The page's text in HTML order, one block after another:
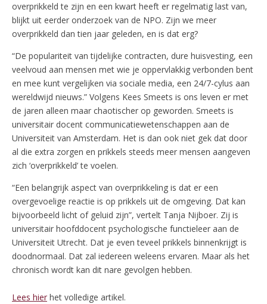
overprikkeld te zijn en een kwart heeft er regelmatig last van,
blijkt uit eerder onderzoek van de NPO. Zijn we meer
overprikkeld dan tien jaar geleden, en is dat erg?
“De populariteit van tijdelijke contracten, dure huisvesting, een
veelvoud aan mensen met wie je oppervlakkig verbonden bent
en mee kunt vergelijken via sociale media, een 24/7-cylus aan
wereldwijd nieuws.” Volgens Kees Smeets is ons leven er met
de jaren alleen maar chaotischer op geworden. Smeets is
universitair docent communicatiewetenschappen aan de
Universiteit van Amsterdam. Het is dan ook niet gek dat door
al die extra zorgen en prikkels steeds meer mensen aangeven
zich ‘overprikkeld’ te voelen.
“Een belangrijk aspect van overprikkeling is dat er een
overgevoelige reactie is op prikkels uit de omgeving. Dat kan
bijvoorbeeld licht of geluid zijn”, vertelt Tanja Nijboer. Zij is
universitair hoofddocent psychologische functieleer aan de
Universiteit Utrecht. Dat je even teveel prikkels binnenkrijgt is
doodnormaal. Dat zal iedereen weleens ervaren. Maar als het
chronisch wordt kan dit nare gevolgen hebben.
Lees hier het volledige artikel.